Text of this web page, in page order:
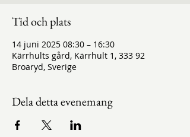
Tid och plats
14 juni 2025 08:30 – 16:30
Kärrhults gård, Kärrhult 1, 333 92
Broaryd, Sverige
Dela detta evenemang